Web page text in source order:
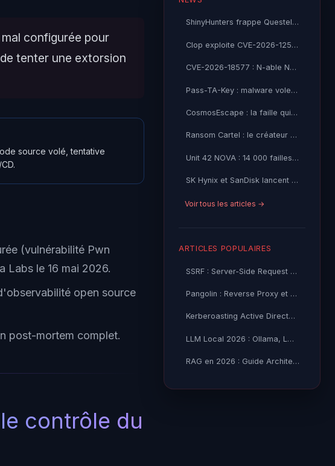
configurée pour
tenter une extorsion
source volé, tentative
(vulnérabilité Pwn
Labs le 16 mai 2026.
open source
post-mortem complet.
contrôle du
ShinyHunters frappe Questel SAS : 21 millions de records Salesforce volés
Clop exploite CVE-2026-12569 dans PTC Windchill : l'industrie sous feu
CVE-2026-18577 : N-able N-central contourne son correctif — CISA KEV exploité activement
Pass-TA-Key : malware vole vos passkeys Google sans alerte
CosmosEscape : la faille qui menaçait tout Azure Cosmos DB
Ransom Cartel : le créateur condamné à 16 ans de prison
Unit 42 NOVA : 14 000 failles open source détectées par IA
SK Hynix et SanDisk lancent le standard High Bandwidth Flash
Voir tous les articles →
ARTICLES POPULAIRES
SSRF : Server-Side Request Forgery — Exploitation Avancée
Pangolin : Reverse Proxy et Tunnel Self-Hosted — Guide
Kerberoasting Active Directory : Attaque et Défense 2026
LLM Local 2026 : Ollama, LM Studio ou vLLM — Quel Outil selon
RAG en 2026 : Guide Architecture, Vectorisation & Chunking